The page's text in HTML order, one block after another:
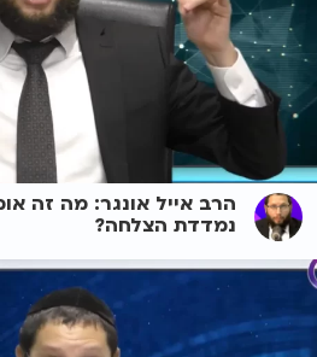
הרב אייל אונגר: מה זה
נמדדת הצלחה?